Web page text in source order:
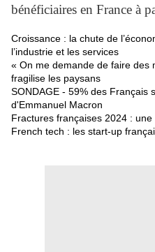
bénéficiaires en France à
Croissance : la chute de
l’industrie et les services
« On me demande de faire des
fragilise les paysans
SONDAGE - 59% des Français
d'Emmanuel Macron
Fractures françaises 2024 :
French tech : les start-up